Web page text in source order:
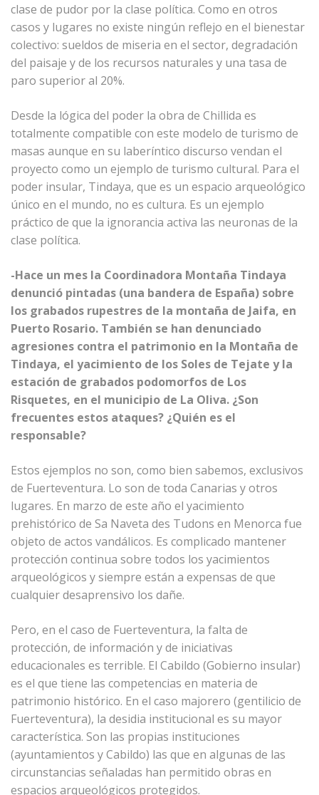
clase de pudor por la clase política. Como en otros
casos y lugares no existe ningún reflejo en el bienestar
colectivo: sueldos de miseria en el sector, degradación
del paisaje y de los recursos naturales y una tasa de
paro superior al 20%.
Desde la lógica del poder la obra de Chillida es
totalmente compatible con este modelo de turismo de
masas aunque en su laberíntico discurso vendan el
proyecto como un ejemplo de turismo cultural. Para el
poder insular, Tindaya, que es un espacio arqueológico
único en el mundo, no es cultura. Es un ejemplo
práctico de que la ignorancia activa las neuronas de la
clase política.
-Hace un mes la Coordinadora Montaña Tindaya
denunció pintadas (una bandera de España) sobre
los grabados rupestres de la montaña de Jaifa, en
Puerto Rosario. También se han denunciado
agresiones contra el patrimonio en la Montaña de
Tindaya, el yacimiento de los Soles de Tejate y la
estación de grabados podomorfos de Los
Risquetes, en el municipio de La Oliva. ¿Son
frecuentes estos ataques? ¿Quién es el
responsable?
Estos ejemplos no son, como bien sabemos, exclusivos
de Fuerteventura. Lo son de toda Canarias y otros
lugares. En marzo de este año el yacimiento
prehistórico de Sa Naveta des Tudons en Menorca fue
objeto de actos vandálicos. Es complicado mantener
protección continua sobre todos los yacimientos
arqueológicos y siempre están a expensas de que
cualquier desaprensivo los dañe.
Pero, en el caso de Fuerteventura, la falta de
protección, de información y de iniciativas
educacionales es terrible. El Cabildo (Gobierno insular)
es el que tiene las competencias en materia de
patrimonio histórico. En el caso majorero (gentilicio de
Fuerteventura), la desidia institucional es su mayor
característica. Son las propias instituciones
(ayuntamientos y Cabildo) las que en algunas de las
circunstancias señaladas han permitido obras en
espacios arqueológicos protegidos.